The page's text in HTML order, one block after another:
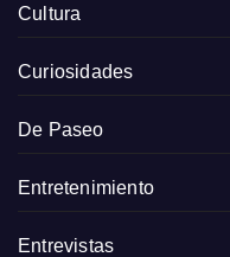
Cultura
Curiosidades
De Paseo
Entretenimiento
Entrevistas